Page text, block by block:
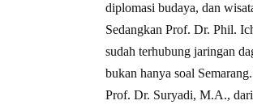
diplomasi budaya, dan
Sedangkan Prof. Dr. Phil.
sudah terhubung jaringan
bukan hanya soal Semarang.
Prof. Dr. Suryadi, M.A.,